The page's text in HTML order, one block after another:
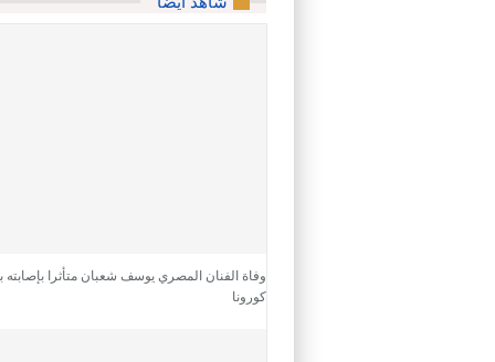
وفاة الفنان المصري يوسف شعبان متأثرا
كورونا